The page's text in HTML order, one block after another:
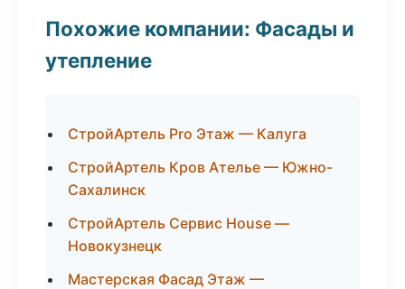
Похожие компании: Фасады и
утепление
СтройАртель Pro Этаж — Калуга
СтройАртель Кров Ателье — Южно-
Сахалинск
СтройАртель Сервис House —
Новокузнецк
Мастерская Фасад Этаж —